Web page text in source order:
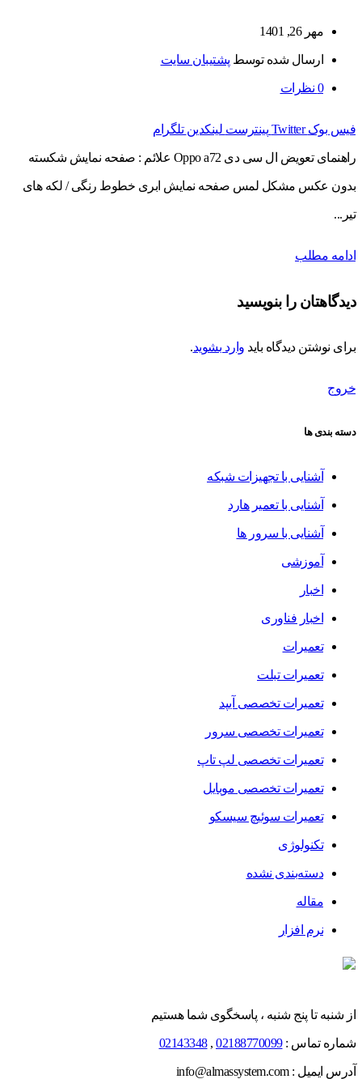
مهر 26, 1401
ارسال شده توسط پشتیبان سایت
0 نظرات
فیس بوک Twitter پینترست لینکدین تلگرام
راهنمای تعویض ال سی دی Oppo a72 علائم : صفحه نمایش شکسته
بدون عکس مشکل لمس صفحه نمایش ابری خطوط رنگی / لکه های
تیر...
ادامه مطلب
دیدگاهتان را بنویسید
برای نوشتن دیدگاه باید وارد بشوید.
خروج
دسته بندی ها
آشنایی با تجهیزات شبکه
آشنایی با تعمیر هارد
آشنایی با سرور ها
آموزشی
اخبار
اخبار فناوری
تعمیرات
تعمیرات تبلت
تعمیرات تخصصی آیپد
تعمیرات تخصصی سرور
تعمیرات تخصصی لپ تاپ
تعمیرات تخصصی موبایل
تعمیرات سوئیچ سیسکو
تکنولوژی
دسته‌بندی نشده
مقاله
نرم افزار
از شنبه تا پنج شنبه ، پاسخگوی شما هستیم
شماره تماس :02188770099
,
02143348
آدرس ایمیل : info@almassystem.com